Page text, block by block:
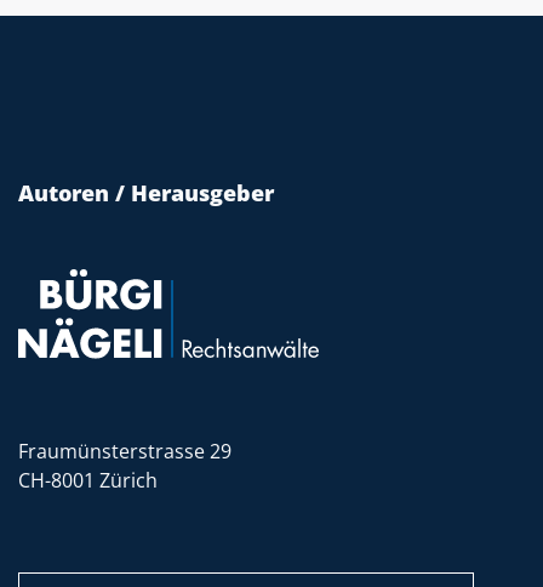
Autoren / Herausgeber
Fraumünsterstrasse 29
CH-8001 Zürich